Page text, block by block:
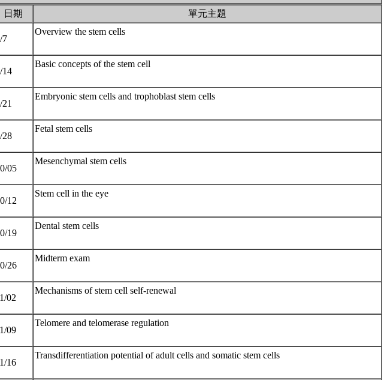
日期 單元主題
7
Overview the stem cells
14
Basic concepts of the stem cell
21
Embryonic stem cells and trophoblast stem cells
28
Fetal stem cells
05
Mesenchymal stem cells
12
Stem cell in the eye
19
Dental stem cells
26
Midterm exam
02
Mechanisms of stem cell self-renewal
09
Telomere and telomerase regulation
16
Transdifferentiation potential of adult cells and somatic stem cells